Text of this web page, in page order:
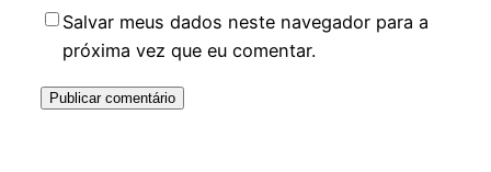
Salvar meus dados neste navegador para a
próxima vez que eu comentar.